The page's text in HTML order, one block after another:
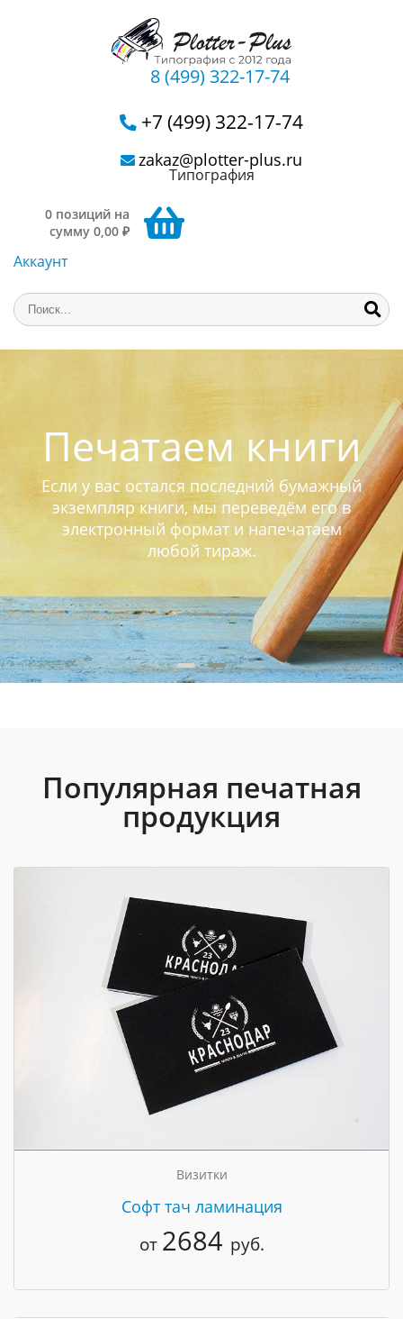
8 (499) 322-17-74
+7 (499) 322-17-74
zakaz@plotter-plus.ru
Типография
0 позиций на
сумму 0,00 ₽
Аккаунт
Печатаем книги
Если у вас остался последний бумажный
экземпляр книги, мы переведём его в
электронный формат и напечатаем
любой тираж.
Популярная печатная
продукция
Визитки
Cофт тач ламинация
от 2684 руб.